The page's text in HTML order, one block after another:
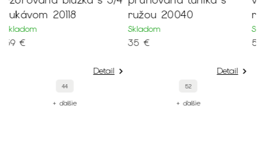
ružou 20040
Skladom
35 €
Detail
+ ďalšie
rukávom 20115
Skladom
59 €
Detail
+ ďalšie